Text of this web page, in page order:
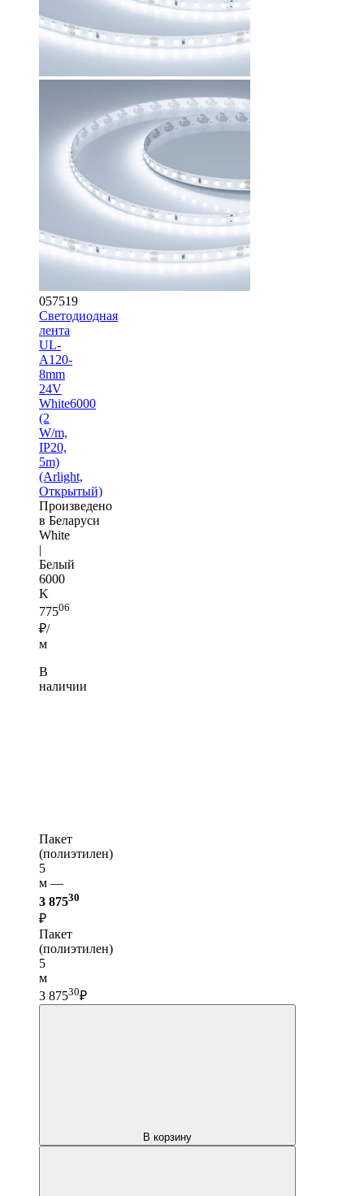
057519
Светодиодная
лента
UL-
A120-
8mm
24V
White6000
(2
W/m,
IP20,
5m)
(Arlight,
Открытый)
Произведено
в Беларуси
White
|
Белый
6000
K
77506
₽/
м
В
наличии
Пакет
(полиэтилен)
5
м —
3 87530
₽
Пакет
(полиэтилен)
5
м
3 87530₽
В корзину